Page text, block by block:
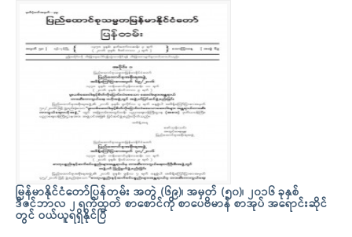
မြန်မာနိုင်ငံတော်ပြန်တမ်း အတွဲ (၆၉)၊ အမှတ် (၅၀)၊ ၂၀၁၆ ခုနှစ်
ဒီဇင်ဘာလ ၂ ရက်ထုတ် စာစောင်ကို စာပေဗိမာန် စာအုပ် အရောင်းဆိုင်
တွင် ဝယ်ယူရရှိနိုင်ပြီ